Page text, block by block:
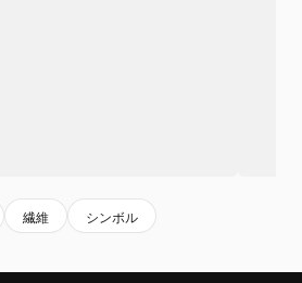
繊維 シンボル